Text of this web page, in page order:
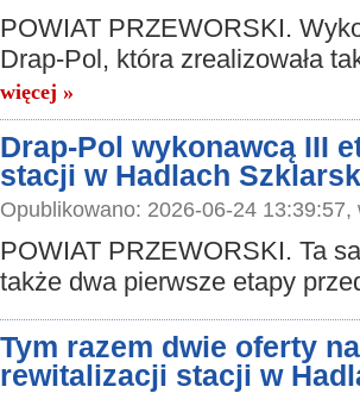
POWIAT PRZEWORSKI.
Drap-Pol, która zrealizowała
więcej »
Drap-Pol wykonawcą III
stacji w Hadlach
Opublikowano: 2026-06-24 13:39:57,
POWIAT PRZEWORSKI. Ta
także dwa pierwsze etapy
Tym razem dwie oferty
rewitalizacji stacji w